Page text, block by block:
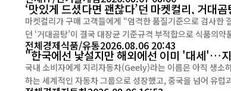
‘맛있게 드셨다면 괜찮다’던 마켓컬리, 거대
마켓컬리가 구매 고객들에게 “엄격한 품질기준으로 검사한
던 ‘거대곰탕’이 결국 대장균 기준규격 부적합으로 식품의약품안전처의 공식 회수 대
히 걱정하지 않으셔도 된다”고 안내했지만, 이후 식약처가
전체경제식품/유통2026.08.06 20:43
"한국에선 낯설지만 해외에선 이미 '대세'…
국내 소비자에게 지리자동차(Geely)라는 이름은 아직 생소
하는 세계적인 자동차 그룹으로 성장했고, 중국을 넘어 유럽과 동남아,